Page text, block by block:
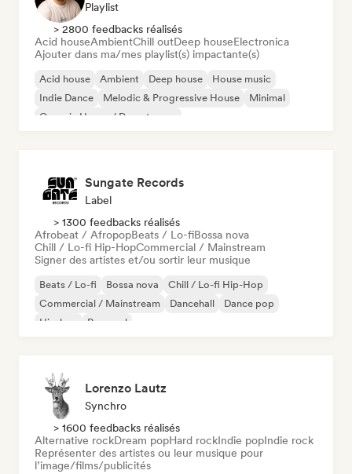
Playlist
> 2800 feedbacks réalisés
Acid houseAmbientChill outDeep houseElectronica
Ajouter dans ma/mes playlist(s) impactante(s)
Acid house Ambient Deep house
House music
Indie Dance
Melodic & Progressive House
Minimal
Organic House / Downtempo
Sungate Records
Label
> 1300 feedbacks réalisés
Afrobeat / AfropopBeats / Lo-fiBossa nova
Chill / Lo-fi Hip-HopCommercial / Mainstream
Signer des artistes et/ou sortir leur musique
Beats / Lo-fi Bossa nova
Chill / Lo-fi Hip-Hop
Commercial / Mainstream
Dancehall
Dance pop
Hip-hop
Pop soul
Lorenzo Lautz
Synchro
> 1600 feedbacks réalisés
Alternative rockDream popHard rockIndie popIndie rock
Représenter des artistes ou leur musique pour
l’image/films/publicités